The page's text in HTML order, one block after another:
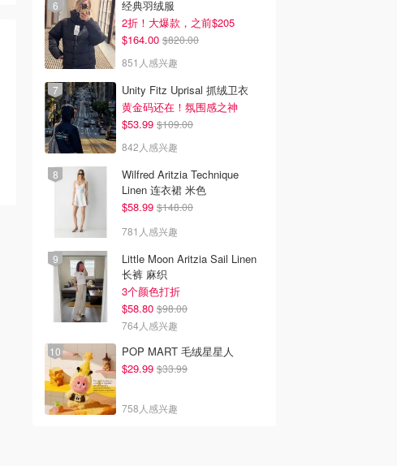
好看的韩国电影排行榜，
必看盘点！8月最新！(持
荐 - 万众期待的热门大片
- 8月最新: 《末世行者》
经典羽绒服
2折！大爆款，之前$205
$164.00 $820.00
851人感兴趣
Unity Fitz Uprisal 抓绒卫衣
黄金码还在！氛围感之神
$53.99 $109.00
842人感兴趣
Wilfred Aritzia Technique
Linen 连衣裙 米色
$58.99 $148.00
781人感兴趣
Little Moon Aritzia Sail Linen
长裤 麻织
3个颜色打折
$58.80 $98.00
764人感兴趣
POP MART 毛绒星星人
$29.99 $33.99
758人感兴趣